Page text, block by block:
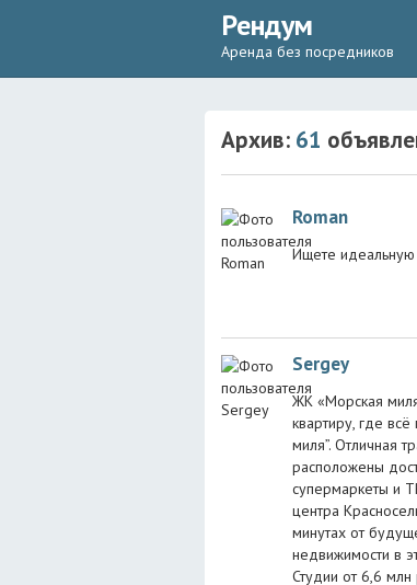
Рендум
Аренда без посредников
Архив: 61
Roman
Ищете идеальную
Sergey
ЖК «Морская
квартиру, где
миля”. Отличная
расположены
супермаркеты и
центра
минутах от
недвижимости в
Студии от 6,6 млн